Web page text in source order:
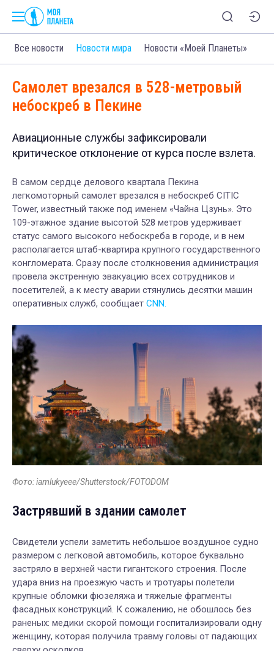
Все новости Новости мира Новости «Моей Планеты»
Самолет врезался в 528-метровый
небоскреб в Пекине
Авиационные службы зафиксировали
критическое отклонение от курса после взлета.
В самом сердце делового квартала Пекина
легкомоторный самолет врезался в небоскреб CITIC
Tower, известный также под именем «Чайна Цзунь». Это
109-этажное здание высотой 528 метров удерживает
статус самого высокого небоскреба в городе, и в нем
располагается штаб-квартира крупного государственного
конгломерата. Сразу после столкновения администрация
провела экстренную эвакуацию всех сотрудников и
посетителей, а к месту аварии стянулись десятки машин
оперативных служб, сообщает CNN.
Фото: iamlukyeee/Shutterstock/FOTODOM
Застрявший в здании самолет
Свидетели успели заметить небольшое воздушное судно
размером с легковой автомобиль, которое буквально
застряло в верхней части гигантского строения. После
удара вниз на проезжую часть и тротуары полетели
крупные обломки фюзеляжа и тяжелые фрагменты
фасадных конструкций. К сожалению, не обошлось без
раненых: медики скорой помощи госпитализировали одну
женщину, которая получила травму головы от падающих